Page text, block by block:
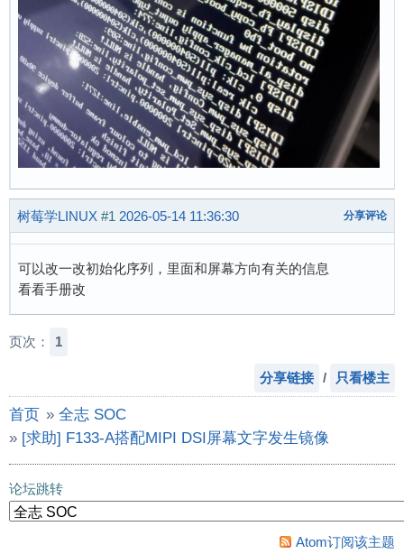
树莓学LINUX #1 2026-05-14 11:36:30 分享评论
可以改一改初始化序列，里面和屏幕方向有关的信息
看看手册改
页次： 1
分享链接 / 只看楼主
首页 » 全志 SOC
» [求助] F133-A搭配MIPI DSI屏幕文字发生镜像
论坛跳转
Atom订阅该主题